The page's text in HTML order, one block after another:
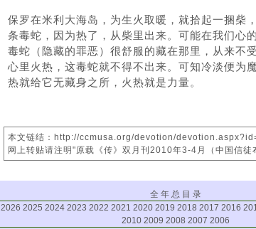
保罗在米利大海岛，为生火取暖，就拾起一捆柴
条毒蛇，因为热了，从柴里出来。可能在我们心
毒蛇（隐藏的罪恶）很舒服的藏在那里，从来不
心里火热，这毒蛇就不得不出来。可知冷淡便为
热就给它无藏身之所，火热就是力量。
本文链结：http://ccmusa.org/devotion/
网上转贴请注明"原载《传》双月刊2010年3-4月（中国信徒
全 年 总 目 录
2026 2025 2024 2023 2022 2021 2020 2019 2018 2017 2016
2010 2009 2008 2007 2006